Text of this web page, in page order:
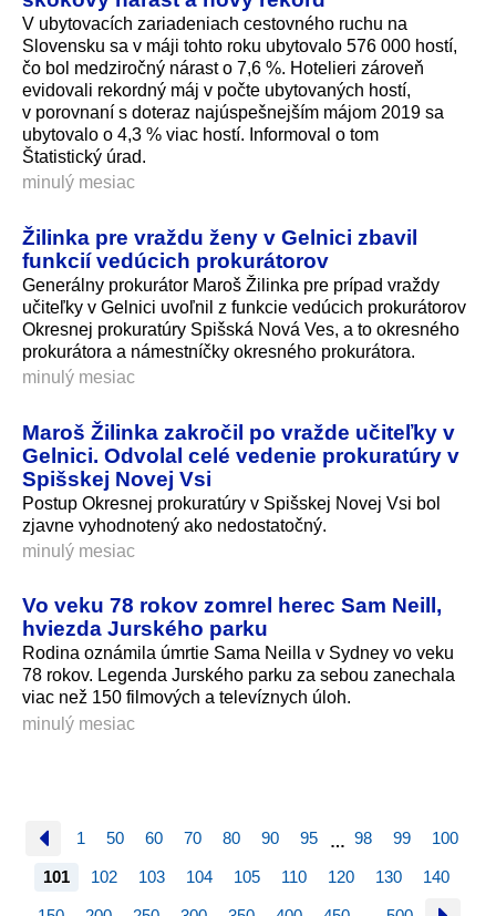
V ubytovacích zariadeniach cestovného ruchu na
Slovensku sa v máji tohto roku ubytovalo 576 000 hostí,
čo bol medziročný nárast o 7,6 %. Hotelieri zároveň
evidovali rekordný máj v počte ubytovaných hostí,
v porovnaní s doteraz najúspešnejším májom 2019 sa
ubytovalo o 4,3 % viac hostí. Informoval o tom
Štatistický úrad.
minulý mesiac
Žilinka pre vraždu ženy v Gelnici zbavil
funkcií vedúcich prokurátorov
Generálny prokurátor Maroš Žilinka pre prípad vraždy
učiteľky v Gelnici uvoľnil z funkcie vedúcich prokurátorov
Okresnej prokuratúry Spišská Nová Ves, a to okresného
prokurátora a námestníčky okresného prokurátora.
minulý mesiac
Maroš Žilinka zakročil po vražde učiteľky v
Gelnici. Odvolal celé vedenie prokuratúry v
Spišskej Novej Vsi
Postup Okresnej prokuratúry v Spišskej Novej Vsi bol
zjavne vyhodnotený ako nedostatočný.
minulý mesiac
Vo veku 78 rokov zomrel herec Sam Neill,
hviezda Jurského parku
Rodina oznámila úmrtie Sama Neilla v Sydney vo veku
78 rokov. Legenda Jurského parku za sebou zanechala
viac než 150 filmových a televíznych úloh.
minulý mesiac
1 50 60 70 80 90 95 … 98 99 100
101 102 103 104 105 110 120 130 140